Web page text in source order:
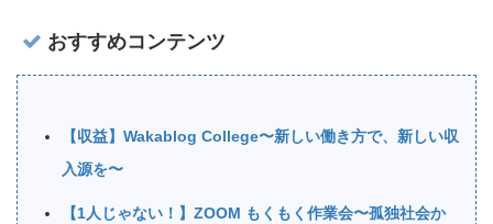
おすすめコンテンツ
【収益】Wakablog College〜新しい働き方で、新しい収
入源を〜
【1人じゃない！】ZOOM もくもく作業会〜孤独社会か